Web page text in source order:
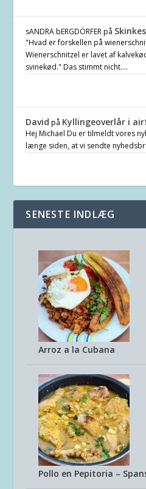
sANDRA bERGDÖRFERpå
"Hvad er forskellen på
Wienerschnitzel er lavet af
svinekød." Das stimmt nicht.…
David på Kyllingeoverlår i
Hej Michael Du er tilmeldt vores
længe siden, at vi sendte
SENESTE INDLÆG
Arroz a la Cubana
Pollo en Pepitoria –